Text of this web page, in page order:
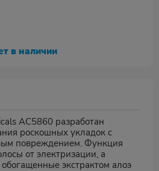
в наличии
AC5860 разработан
роскошных укладок с
повреждением. Функция
от электризации, а
экстрактом алоэ